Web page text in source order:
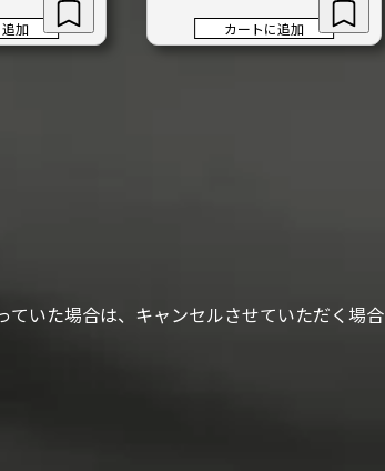
加 カートに追加
いた場合は、キャンセルさせていただく場合